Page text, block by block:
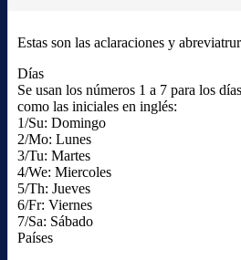
Estas son las aclaraciones y
Días
Se usan los números 1 a 7 para los
como las iniciales en inglés:
1/Su: Domingo
2/Mo: Lunes
3/Tu: Martes
4/We: Miercoles
5/Th: Jueves
6/Fr: Viernes
7/Sa: Sábado
Países